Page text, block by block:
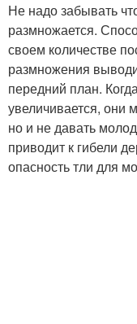
Не надо забывать
размножается.
своем количестве
размножения
передний план.
увеличивается, они
но и не давать
приводит к гибели
опасность тли для